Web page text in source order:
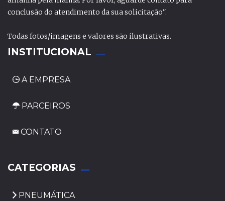
conclusão do atendimento da sua solicitação".
Todas fotos/imagens e valores são ilustrativas.
INSTITUCIONAL
A EMPRESA
PARCEIROS
CONTATO
CATEGORIAS
PNEUMÁTICA